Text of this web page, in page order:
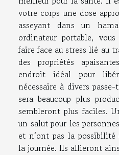
votre corps une dose
asseyant dans un
ordinateur portable,
faire face au stress lié au
des propriétés
endroit idéal pour
nécessaire à divers
sera beaucoup plus
sembleront plus faciles.
un salut pour les
et n’ont pas la
la journée. Ils allieront